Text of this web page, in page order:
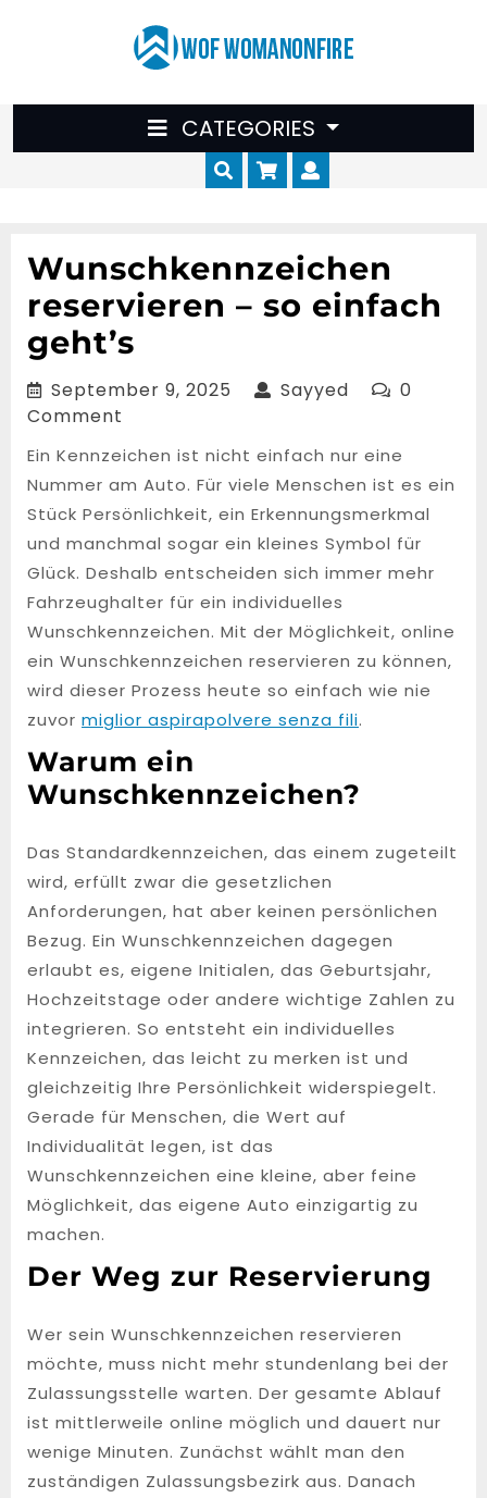
CATEGORIES
Cart
Wunschkennzeichen
reservieren – so einfach
geht’s
September 9, 2025 September
Sayyed Sayyed
0
Comment
Ein Kennzeichen ist nicht einfach nur eine
Nummer am Auto. Für viele Menschen ist es ein
Stück Persönlichkeit, ein Erkennungsmerkmal
und manchmal sogar ein kleines Symbol für
Glück. Deshalb entscheiden sich immer mehr
Fahrzeughalter für ein individuelles
Wunschkennzeichen. Mit der Möglichkeit, online
ein Wunschkennzeichen reservieren zu können,
wird dieser Prozess heute so einfach wie nie
zuvor miglior aspirapolvere senza fili.
Warum ein
Wunschkennzeichen?
Das Standardkennzeichen, das einem zugeteilt
wird, erfüllt zwar die gesetzlichen
Anforderungen, hat aber keinen persönlichen
Bezug. Ein Wunschkennzeichen dagegen
erlaubt es, eigene Initialen, das Geburtsjahr,
Hochzeitstage oder andere wichtige Zahlen zu
integrieren. So entsteht ein individuelles
Kennzeichen, das leicht zu merken ist und
gleichzeitig Ihre Persönlichkeit widerspiegelt.
Gerade für Menschen, die Wert auf
Individualität legen, ist das
Wunschkennzeichen eine kleine, aber feine
Möglichkeit, das eigene Auto einzigartig zu
machen.
Der Weg zur Reservierung
Wer sein Wunschkennzeichen reservieren
möchte, muss nicht mehr stundenlang bei der
Zulassungsstelle warten. Der gesamte Ablauf
ist mittlerweile online möglich und dauert nur
wenige Minuten. Zunächst wählt man den
zuständigen Zulassungsbezirk aus. Danach